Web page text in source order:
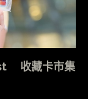
收藏卡市集